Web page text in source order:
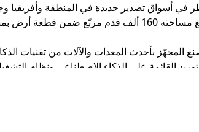
في أسواق تصدير جديدة في المنطقة
فرق المقاولات الخاصّة بالمشروع في وقت قريب.
المجهّز بأحدث المعدات والآلات من تقنيات
القائمة على الذكاء الاصطناعي ونظام